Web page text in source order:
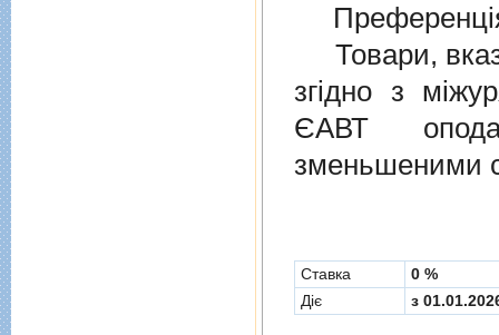
Товари,
згiдно з
ЄАВТ
зменьшеними
Cтавка
0 %
Діє
з